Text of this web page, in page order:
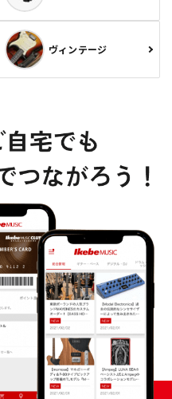
ヴィンテージ